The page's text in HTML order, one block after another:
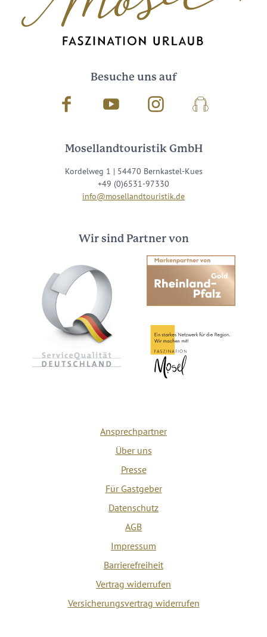
Besuche uns auf
Facebook Youtube InstagramPodcast
Mosellandtouristik GmbH
Kordelweg 1 | 54470 Bernkastel-Kues
+49 (0)6531-97330
info@mosellandtouristik.de
Wir sind Partner von
Ansprechpartner
Über uns
Presse
Für Gastgeber
Datenschutz
AGB
Impressum
Barrierefreiheit
Vertrag widerrufen
Versicherungsvertrag widerrufen